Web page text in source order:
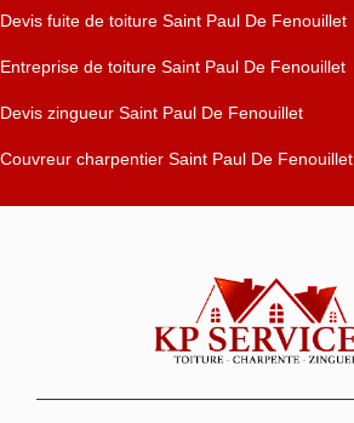
Devis fuite de toiture Saint Paul De Fenouillet
Entreprise de toiture Saint Paul De Fenouillet
Devis zingueur Saint Paul De Fenouillet
Couvreur charpentier Saint Paul De Fenouillet